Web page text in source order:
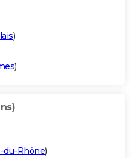
)
)
du-Rhône)